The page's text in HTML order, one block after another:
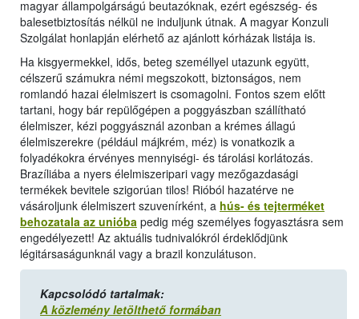
magyar állampolgárságú beutazóknak, ezért egészség- és
balesetbiztosítás nélkül ne induljunk útnak. A magyar Konzuli
Szolgálat honlapján elérhető az ajánlott kórházak listája is.
Ha kisgyermekkel, idős, beteg személlyel utazunk együtt,
célszerű számukra némi megszokott, biztonságos, nem
romlandó hazai élelmiszert is csomagolni. Fontos szem előtt
tartani, hogy bár repülőgépen a poggyászban szállítható
élelmiszer, kézi poggyásznál azonban a krémes állagú
élelmiszerekre (például májkrém, méz) is vonatkozik a
folyadékokra érvényes mennyiségi- és tárolási korlátozás.
Brazíliába a nyers élelmiszeripari vagy mezőgazdasági
termékek bevitele szigorúan tilos! Rióból hazatérve ne
vásároljunk élelmiszert szuvenírként, a hús- és tejterméket
behozatala az unióba pedig még személyes fogyasztásra sem
engedélyezett! Az aktuális tudnivalókról érdeklődjünk
légitársaságunknál vagy a brazil konzulátuson.
Kapcsolódó tartalmak:
A közlemény letölthető formában